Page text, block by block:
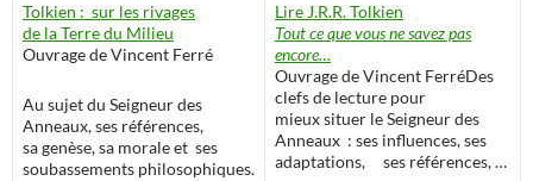
Tolkien : sur les rivages
de la Terre du Milieu
Ouvrage de Vincent Ferré
Au sujet du Seigneur des
Anneaux, ses références,
sa genèse, sa morale et ses
soubassements philosophiques.
Lire J.R.R. Tolkien
Tout ce que vous ne savez pas
encore…
Ouvrage de Vincent FerréDes
clefs de lecture pour
mieux situer le Seigneur des
Anneaux : ses influences, ses
adaptations, ses références, …